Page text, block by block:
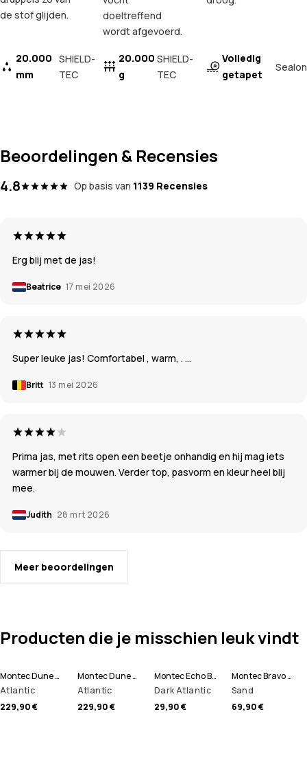
de stof glijden.
20.000
mm
SHIELD-
TEC
doeltreffend
wordt afgevoerd.
20.000
g
SHIELD-
TEC
Volledig
getapet
Sealon
Beoordelingen & Recensies
4.8 Op basis van 1139 Recensies
Erg blij met de jas!
Beatrice 17 mei 2026
Super leuke jas! Comfortabel , warm, . …
Britt 13 mei 2026
Prima jas, met rits open een beetje onhandig en hij mag iets
warmer bij de mouwen. Verder top, pasvorm en kleur heel blij
mee.
Judith 28 mrt 2026
Meer beoordelingen
Producten die je misschien leuk vindt
Montec Dune W Snowboard jas Dames
Atlantic
229,90 €
Montec Dune W Ski jas Dames
Atlantic
229,90 €
Montec Echo Beanie
Dark Atlantic
29,90 €
Montec Bravo W Fleece Trui Dames
Sand
69,90 €